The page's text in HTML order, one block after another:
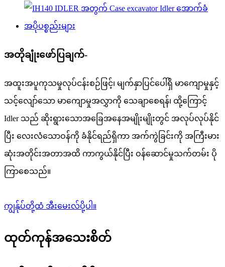
အတိုချုံးဖော်ပြချက်-
အထူးအပူကုသမှုလုပ်ငန်းစဉ်ဖြင့်၊ မျက်နှာပြင်ပေါ်ရှိ မာကျောမှုနှင့်
သင့်လျော်သော မာကျောမှုအလွှာကို သေချာစေရန်၊ ထို့ကြောင့်
Idler သည် ဆိုးရွားသောအခြေအနေအမျိုးမျိုးတွင် အလုပ်လုပ်နိုင်
ပြီး လေးလံသောဝန်ကို ခံနိုင်ရည်ရှိကာ အက်ကွဲခြင်းကို အကြီးမား
ဆုံးအတိုင်းအတာအထိ ကာကွယ်နိုင်ပြီး ဝန်ဆောင်မှုသက်တမ်း ပို
ကြာစေသည်။
ကျွန်ုပ်တို့ထံ အီးမေးလ်ပို့ပါ။
ထုတ်ကုန်အသေးစိတ်